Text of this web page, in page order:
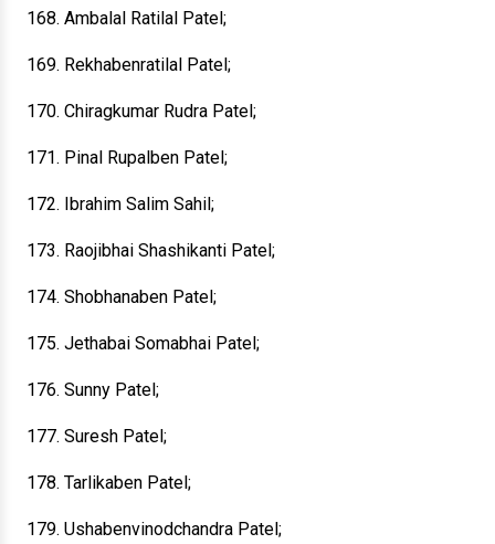
168. Ambalal Ratilal Patel;
169. Rekhabenratilal Patel;
170. Chiragkumar Rudra Patel;
171. Pinal Rupalben Patel;
172. Ibrahim Salim Sahil;
173. Raojibhai Shashikanti Patel;
174. Shobhanaben Patel;
175. Jethabai Somabhai Patel;
176. Sunny Patel;
177. Suresh Patel;
178. Tarlikaben Patel;
179. Ushabenvinodchandra Patel;